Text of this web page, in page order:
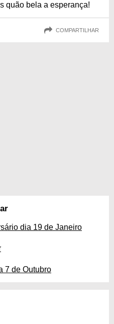
quão bela a esperança!
COMPARTILHAR
dia 19 de Janeiro
7 de Outubro